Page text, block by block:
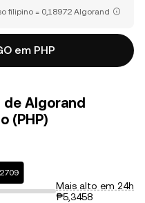
filipino = 0,18972 Algorand
em PHP
Algorand
(PHP)
Mais alto em 24h
₱5,3458